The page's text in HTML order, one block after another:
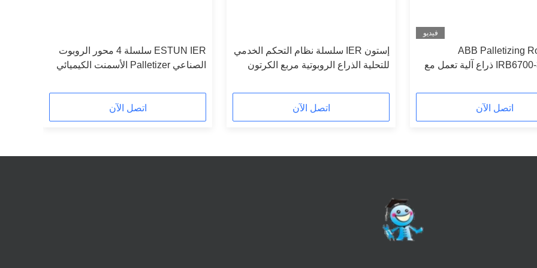
فيديو
ABB Palletizing
IRB6700-300 / 2.7 ذراع آلية تعمل مع
اتصل الآن
إستون IER سلسلة نظام التحكم الخدمي
للتحلية الذراع الروبوتية مربع الكرتون
اتصل الآن
ESTUN IER سلسلة 4 محور الروبوت
الصناعي Palletizer الأسمنت الكيميائي
الروبوت Palletizing
اتصل الآن